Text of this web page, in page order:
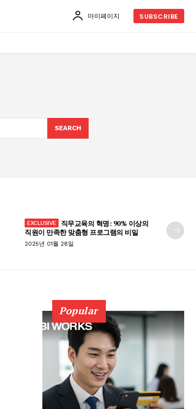
마이페이지 SUBSCRIBE
SEARCH
직무교육의 혁명: 90% 이상의
직원이 만족한 맞춤형 프로그램의 비밀
2025년 01월 28일
Popular